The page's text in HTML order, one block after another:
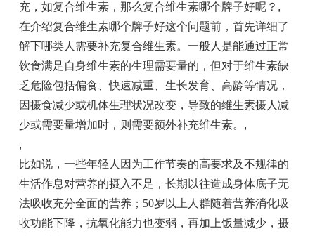
充，如复合维生素，那么复合维生素哪个牌子好呢？ ,
在介绍复合维生素哪个牌子好这个问题前，首先详细了
解下哪类人需要补充复合维生素。一般人是能通过正常
饮食满足自身维生素的生理需要量的，但对于维生素缺
乏危险包括偏食、快速减重、生长发育、高龄等情况，
因摄食减少或机体生理状况改变，导致的维生素摄人减
少或需要量增加时，则需要额外补充维生素。 ,
,
比如说，一些年轻人因为工作节奏的高要求及不规律的
生活作息对营养的摄入不足，长期以往造成身体底子无
法吸收充分全面的营养；50岁以上人群随着营养消化吸
收功能下降，抗氧化能力也变弱，再加上饭量减少，摄